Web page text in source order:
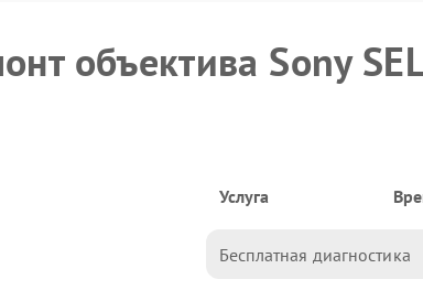
объектива Sony
Услуга
Бесплатная диагностика